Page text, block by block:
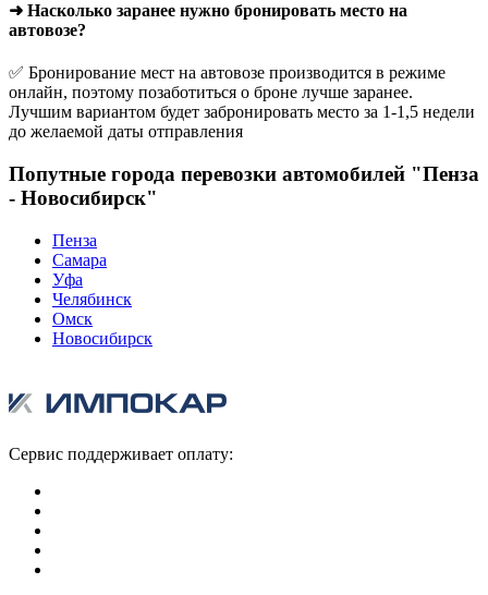
➜ Насколько заранее нужно бронировать место на
автовозе?
✅ Бронирование мест на автовозе производится в режиме
онлайн, поэтому позаботиться о броне лучше заранее.
Лучшим вариантом будет забронировать место за 1-1,5 недели
до желаемой даты отправления
Попутные города перевозки автомобилей "Пенза
- Новосибирск"
Пенза
Самара
Уфа
Челябинск
Омск
Новосибирск
Сервис поддерживает оплату: